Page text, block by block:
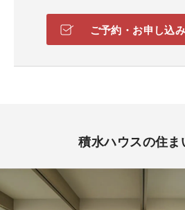
ご予約・お申し込み
積水ハウスの住ま